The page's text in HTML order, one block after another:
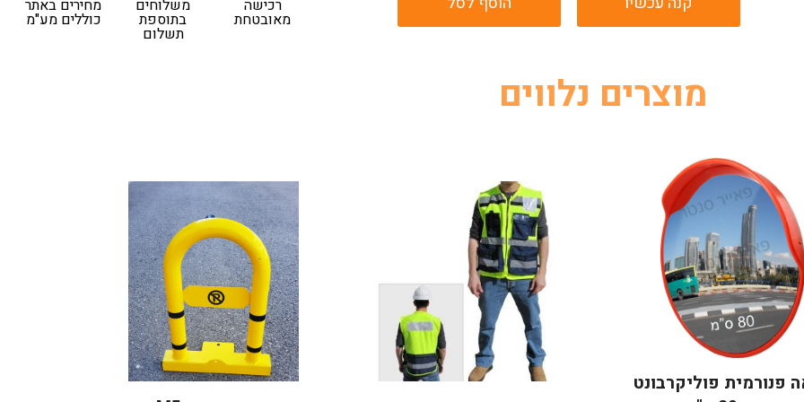
רכישה
מאובטחת
משלוחים
בתוספת
תשלום
מחירים באתר
כוללים מע"מ
מוצרים נלווים
פנורמית פוליקרבונט